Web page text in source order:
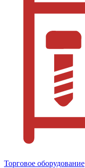
Торговое оборудование